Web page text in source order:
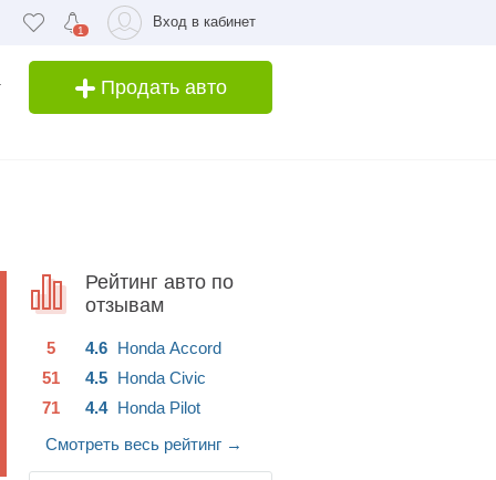
1
Вход в кабинет
Продать авто
Рейтинг авто по
отзывам
5 Honda Accord
4.6
51
Honda Civic
4.5
71
Honda Pilot
4.4
Смотреть весь рейтинг →